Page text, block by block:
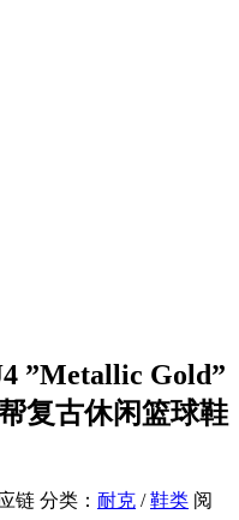
”Metallic Gold”
复古休闲篮球鞋
链 分类： 耐克 /鞋类 阅